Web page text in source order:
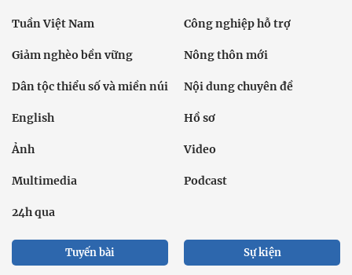
Tuần Việt Nam Công nghiệp hỗ trợ
Giảm nghèo bền vững Nông thôn mới
Dân tộc thiểu số và miền núi Nội dung chuyên đề
English Hồ sơ
Ảnh Video
Multimedia Podcast
24h qua
Tuyến bài Sự kiện